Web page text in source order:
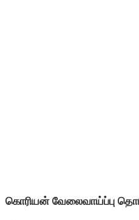
கொரியன் வேலைவாய்ப்பு